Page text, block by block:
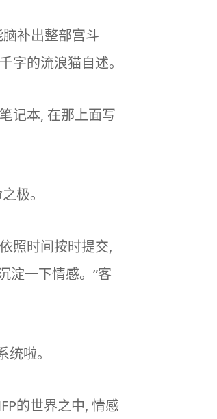
补出整部宫斗
字的流浪猫自述。
记本, 在那上面写
极。
照时间按时提交,
淀一下情感。”客
啦。
的世界之中, 情感